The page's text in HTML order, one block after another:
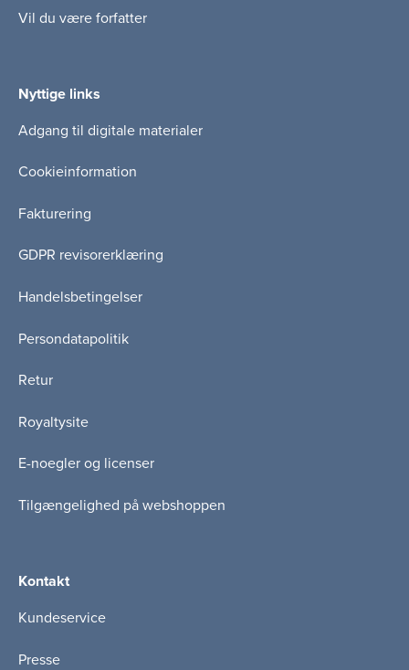
Vil du være forfatter
Nyttige links
Adgang til digitale materialer
Cookieinformation
Fakturering
GDPR revisorerklæring
Handelsbetingelser
Persondatapolitik
Retur
Royaltysite
E-noegler og licenser
Tilgængelighed på webshoppen
Kontakt
Kundeservice
Presse